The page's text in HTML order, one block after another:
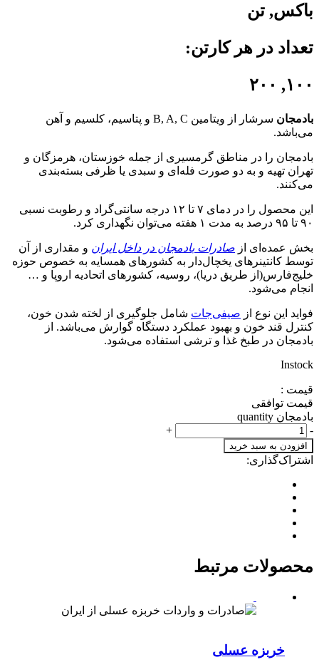
باکس, تن
تعداد در هر کارتن:
۱۰۰, ۲۰۰
بادمجان
سرشار از ویتامین B, A, C و پتاسیم، کلسیم و آهن
می‌باشد.
بادمجان را در مناطق گرمسیری از جمله خوزستان، هرمزگان و
تهران تهیه و به دو صورت فله‌ای و سبدی یا ظرفی بسته‌بندی
می‌کنند.
این محصول را در دمای ۷ تا ۱۲ درجه سانتی‌گراد و رطوبت نسبی
۹۰ تا ۹۵ درصد به مدت ۱ هفته می‌توان نگهداری کرد.
بخش عمده‌ای از صادرات بادمجان در داخل ایران و مقداری از آن
توسط کانتینر‌های یخچال‌دار به کشورهای همسایه به خصوص حوزه
خلیج‌فارس(از طریق دریا)، روسیه، کشورهای اتحادیه اروپا و …
انجام می‌شود.
فواید این نوع از صیفی‌جات شامل جلوگیری از لخته شدن خون،
کنترل قند خون و بهبود عملکرد دستگاه گوارش می‌باشد. از
بادمجان در طبخ غذا و ترشی استفاده می‌شود.
Instock
قیمت :
قیمت توافقی
بادمجان quantity
-
+
افزودن به سبد خرید
اشتراک‌گذاری:
محصولات مرتبط
خربزه عسلی